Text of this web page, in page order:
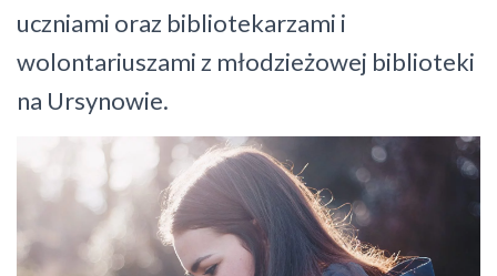
uczniami oraz bibliotekarzami i
wolontariuszami z młodzieżowej biblioteki
na Ursynowie.